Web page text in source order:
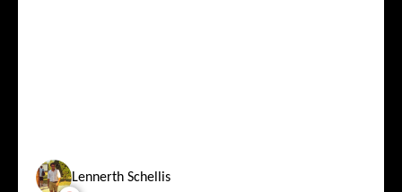
Lennerth Schellis